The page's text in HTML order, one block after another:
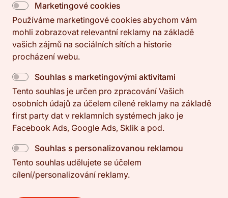
Marketingové cookies
Používáme marketingové cookies abychom vám
mohli zobrazovat relevantní reklamy na základě
vašich zájmů na sociálních sítích a historie
procházení webu.
Souhlas s marketingovými aktivitami
Tento souhlas je určen pro zpracování Vašich
osobních údajů za účelem cílené reklamy na základě
first party dat v reklamních systémech jako je
Facebook Ads, Google Ads, Sklik a pod.
Souhlas s personalizovanou reklamou
Tento souhlas udělujete se účelem
cílení/personalizování reklamy.